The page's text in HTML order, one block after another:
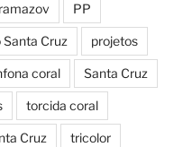
PP
Cruz projetos
coral Santa Cruz
torcida coral
Cruz tricolor